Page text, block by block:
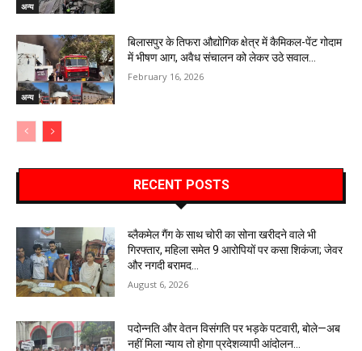
अन्य
अन्य
बिलासपुर के तिफरा औद्योगिक क्षेत्र में कैमिकल-पेंट गोदाम
में भीषण आग, अवैध संचालन को लेकर उठे सवाल…
February 16, 2026
RECENT POSTS
ब्लैकमेल गैंग के साथ चोरी का सोना खरीदने वाले भी
गिरफ्तार, महिला समेत 9 आरोपियों पर कसा शिकंजा; जेवर
और नगदी बरामद…
August 6, 2026
पदोन्नति और वेतन विसंगति पर भड़के पटवारी, बोले—अब
नहीं मिला न्याय तो होगा प्रदेशव्यापी आंदोलन…